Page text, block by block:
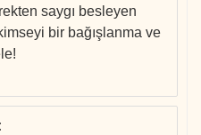
saygı besleyen
bir bağışlanma ve